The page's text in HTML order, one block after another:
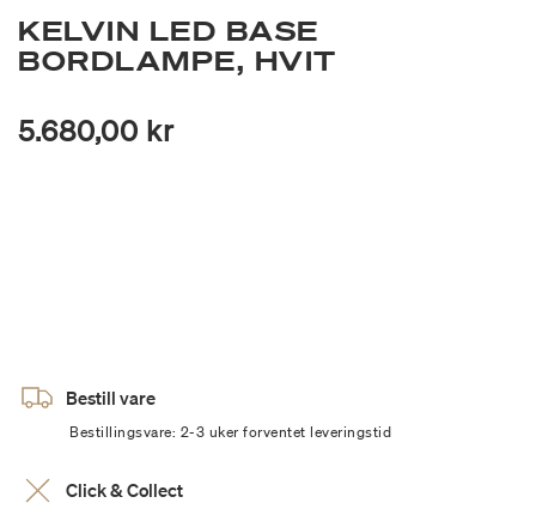
KELVIN LED BASE
BORDLAMPE, HVIT
5.680,00 kr
Bestill vare
Bestillingsvare: 2-3 uker forventet leveringstid
Click & Collect